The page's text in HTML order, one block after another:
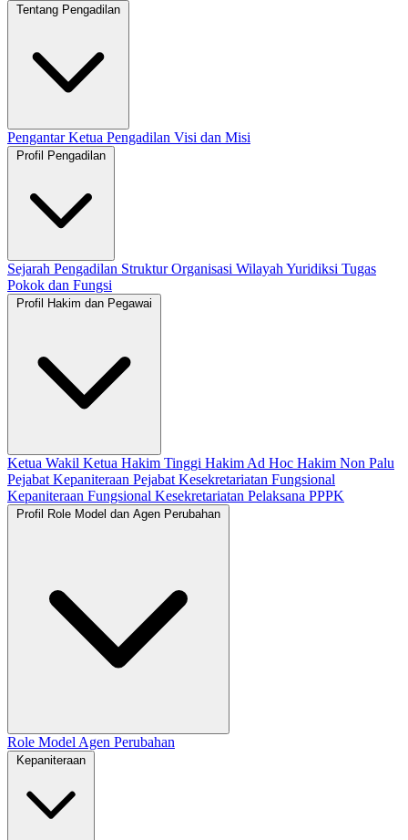
Tentang Pengadilan
Pengantar Ketua Pengadilan Visi dan Misi
Profil Pengadilan
Sejarah Pengadilan Struktur Organisasi Wilayah Yuridiksi Tugas
Pokok dan Fungsi
Profil Hakim dan Pegawai
Ketua Wakil Ketua Hakim Tinggi Hakim Ad Hoc Hakim Non Palu
Pejabat Kepaniteraan Pejabat Kesekretariatan Fungsional
Kepaniteraan Fungsional Kesekretariatan Pelaksana PPPK
Profil Role Model dan Agen Perubahan
Role Model Agen Perubahan
Kepaniteraan